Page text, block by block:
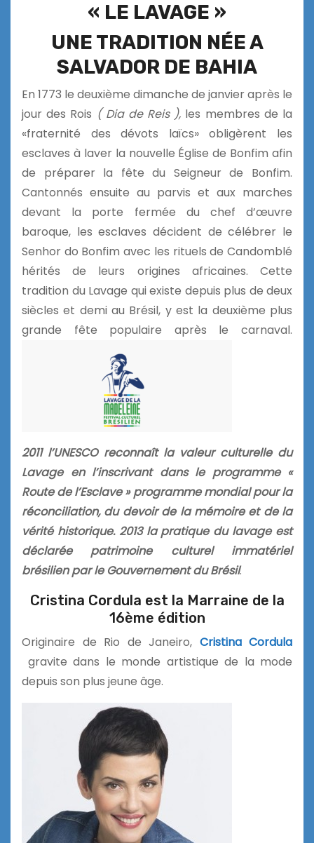
« LE LAVAGE »
UNE TRADITION NÉE A
SALVADOR DE BAHIA
En 1773 le deuxième dimanche de janvier après le
jour des Rois ( Dia de Reis ), les membres de la
«fraternité des dévots laïcs» obligèrent les
esclaves à laver la nouvelle Église de Bonfim afin
de préparer la fête du Seigneur de Bonfim.
Cantonnés ensuite au parvis et aux marches
devant la porte fermée du chef d’œuvre
baroque, les esclaves décident de célébrer le
Senhor do Bonfim avec les rituels de Candomblé
hérités de leurs origines africaines. Cette
tradition du Lavage qui existe depuis plus de deux
siècles et demi au Brésil, y est la deuxième plus
grande fête populaire après le carnaval.
2011 l’UNESCO reconnaît la valeur culturelle du
Lavage en l’inscrivant dans le programme «
Route de l’Esclave » programme mondial pour la
réconciliation, du devoir de la mémoire et de la
vérité historique. 2013 la pratique du lavage est
déclarée patrimoine culturel immatériel
brésilien par le Gouvernement du Brésil.
Cristina Cordula est la Marraine de la
16ème édition
Originaire de Rio de Janeiro, Cristina Cordula
gravite dans le monde artistique de la mode
depuis son plus jeune âge.